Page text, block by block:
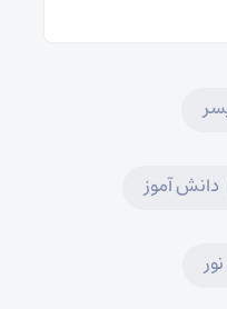
دانش آموز